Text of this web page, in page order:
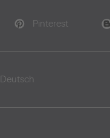
Pinterest
Deutsch